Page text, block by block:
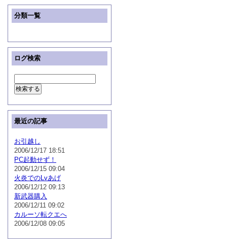
分類一覧
ログ検索
最近の記事
お引越し
2006/12/17 18:51
PC起動せず！
2006/12/15 09:04
火炎でのLvあげ
2006/12/12 09:13
新武器購入
2006/12/11 09:02
カルーソ転クエへ
2006/12/08 09:05